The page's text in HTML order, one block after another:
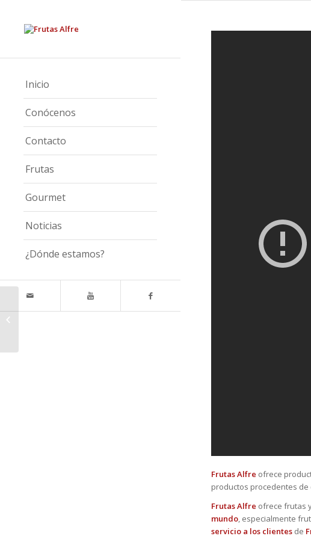
Inicio
Conócenos
Contacto
Frutas
Gourmet
Noticias
¿Dónde estamos?
Frutas Alfre ofrece
productos procedentes
Frutas Alfre ofrece frutas
mundo, especialmente
servicio a los clientes de